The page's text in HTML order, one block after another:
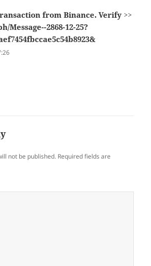
from Binance. Verify >>
Message--2868-12-25?
not be published. Required fields are